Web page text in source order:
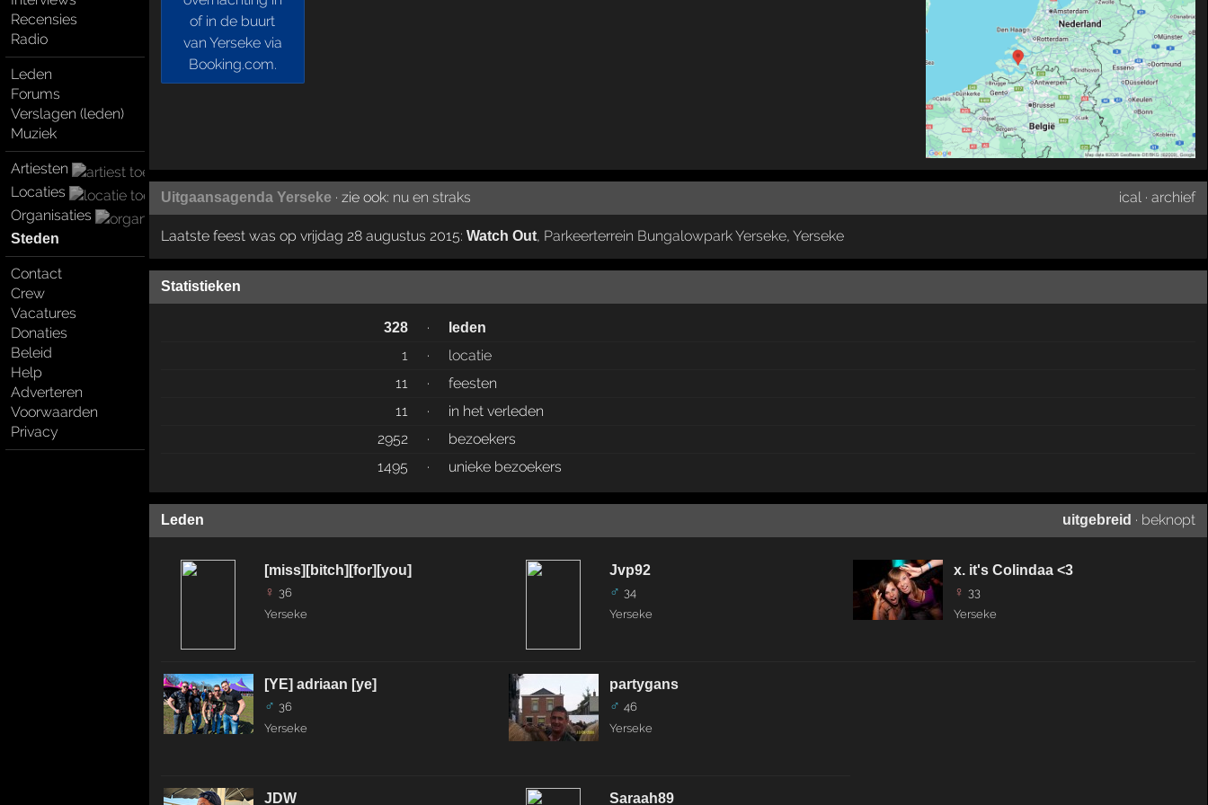
Recensies
Radio
Leden
Forums
Verslagen (leden)
Muziek
Artiesten
Locaties
Organisaties
Steden
Contact
Crew
Vacatures
Donaties
Beleid
Help
Adverteren
Voorwaarden
Privacy
Uitgaansagenda Yerseke · zie ook: nu en straks ical ·archief
Laatste feest was op vrijdag 28 augustus 2015: Watch Out, Parkeerterrein Bungalowpark Yerseke, Yerseke
Statistieken
328 · leden
1 ·
locatie
11
·
feesten
11
·
in het verleden
2952
·
bezoekers
1495
· unieke bezoekers
Leden uitgebreid · beknopt
[miss][bitch][for][you]
♀ 36
Yerseke
[YE] adriaan [ye]
♂ 36
Yerseke
JDW
Jvp92
♂ 34
Yerseke
partygans
♂ 46
Yerseke
Saraah89
x. it's Colindaa <3
♀ 33
Yerseke